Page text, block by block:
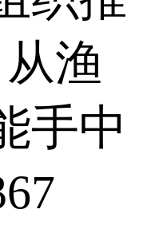
渔
手中